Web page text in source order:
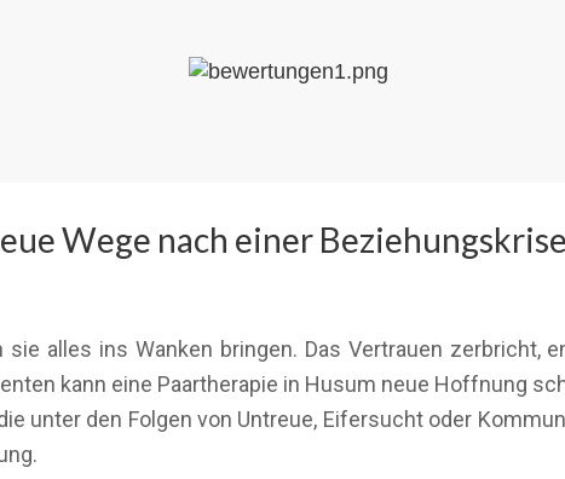
Wege nach einer Beziehungskrise
alles ins Wanken bringen. Das Vertrauen zerbricht,
kann eine Paartherapie in Husum neue Hoffnung
unter den Folgen von Untreue, Eifersucht oder